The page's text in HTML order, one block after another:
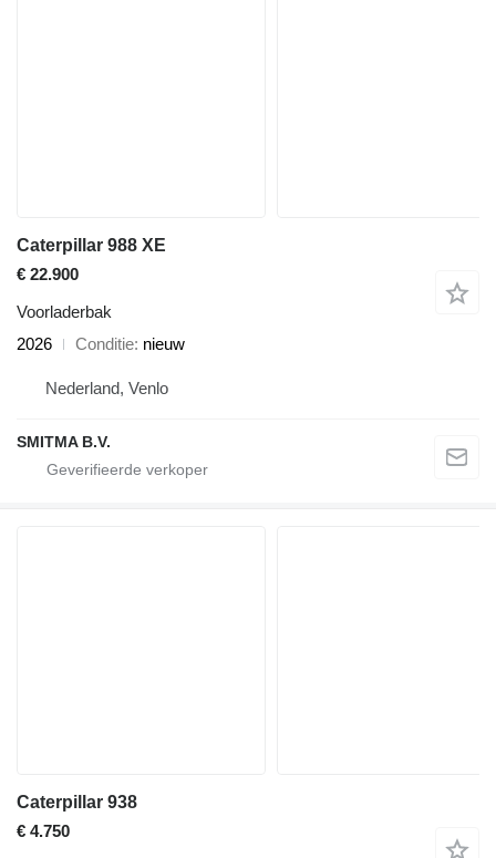
Caterpillar 988 XE
€ 22.900
Voorladerbak
2026
Conditie nieuw
Nederland, Venlo
SMITMA B.V.
Caterpillar 938
€ 4.750